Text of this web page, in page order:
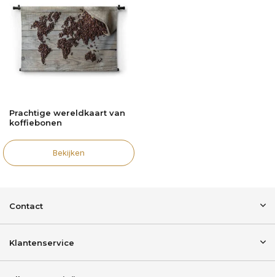
Prachtige wereldkaart van
koffiebonen
Bekijken
Contact
Klantenservice